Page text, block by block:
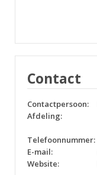
Contact
Contactpersoon:
Afdeling:
Telefoonnummer:
E-mail:
Website: